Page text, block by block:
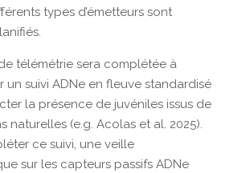
types d’émetteurs sont
télémétrie sera complétée à
un suivi ADNe en fleuve standardisé
la présence de juvéniles issus de
naturelles (e.g. Acolas et al. 2025).
ce suivi, une veille
sur les capteurs passifs ADNe